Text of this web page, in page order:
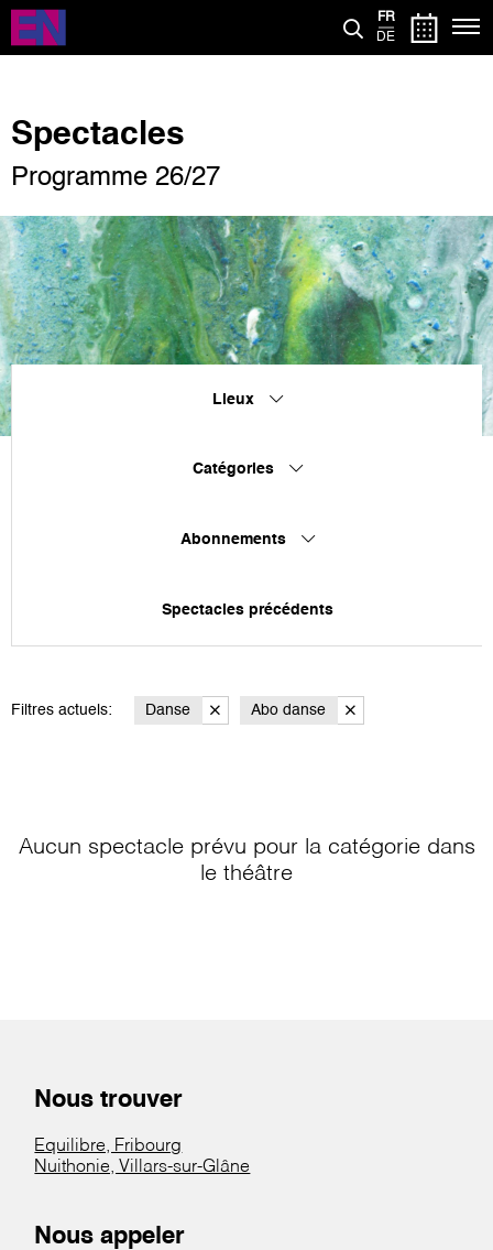
Aller
contenu
FR
DE
Spectacles
Programme 26/27
Lieux
Catégories
Abonnements
Spectacles précédents
Filtres actuels: Danse Abo danse
Aucun spectacle prévu pour la catégorie dans
le théâtre
Nous trouver
Equilibre, Fribourg
Nuithonie, Villars-sur-Glâne
Nous appeler